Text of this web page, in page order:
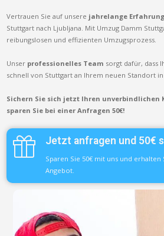
Vertrauen Sie auf unsere jahrelange Erfahrung
Stuttgart nach Ljubljana. Mit Umzug Damm
reibungslosen und effizienten Umzugsprozess.
Unser professionelles Team sorgt dafür, dass
schnell von Stuttgart an Ihrem neuen Standort
Sichern Sie sich jetzt Ihren unverbindlichen
sparen Sie bei einer Anfragen 50€!
Jetzt anfragen und 50€
Sparen Sie 50€ mit uns und
Angebot.